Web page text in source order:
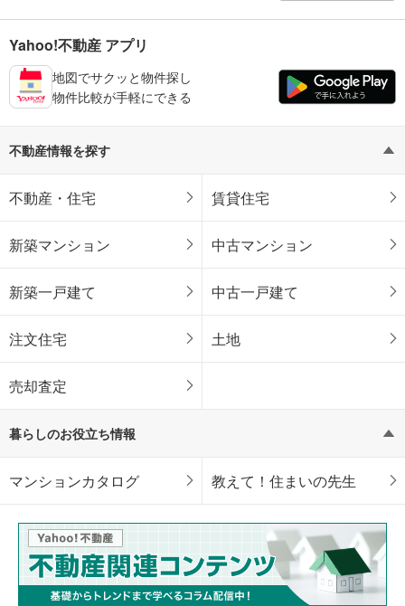
Yahoo!不動産 アプリ
地図でサクッと物件探し
物件比較が手軽にできる
不動産情報を探す
不動産・住宅 賃貸住宅
新築マンション 中古マンション
新築一戸建て 中古一戸建て
注文住宅 土地
売却査定
暮らしのお役立ち情報
マンションカタログ 教えて！住まいの先生